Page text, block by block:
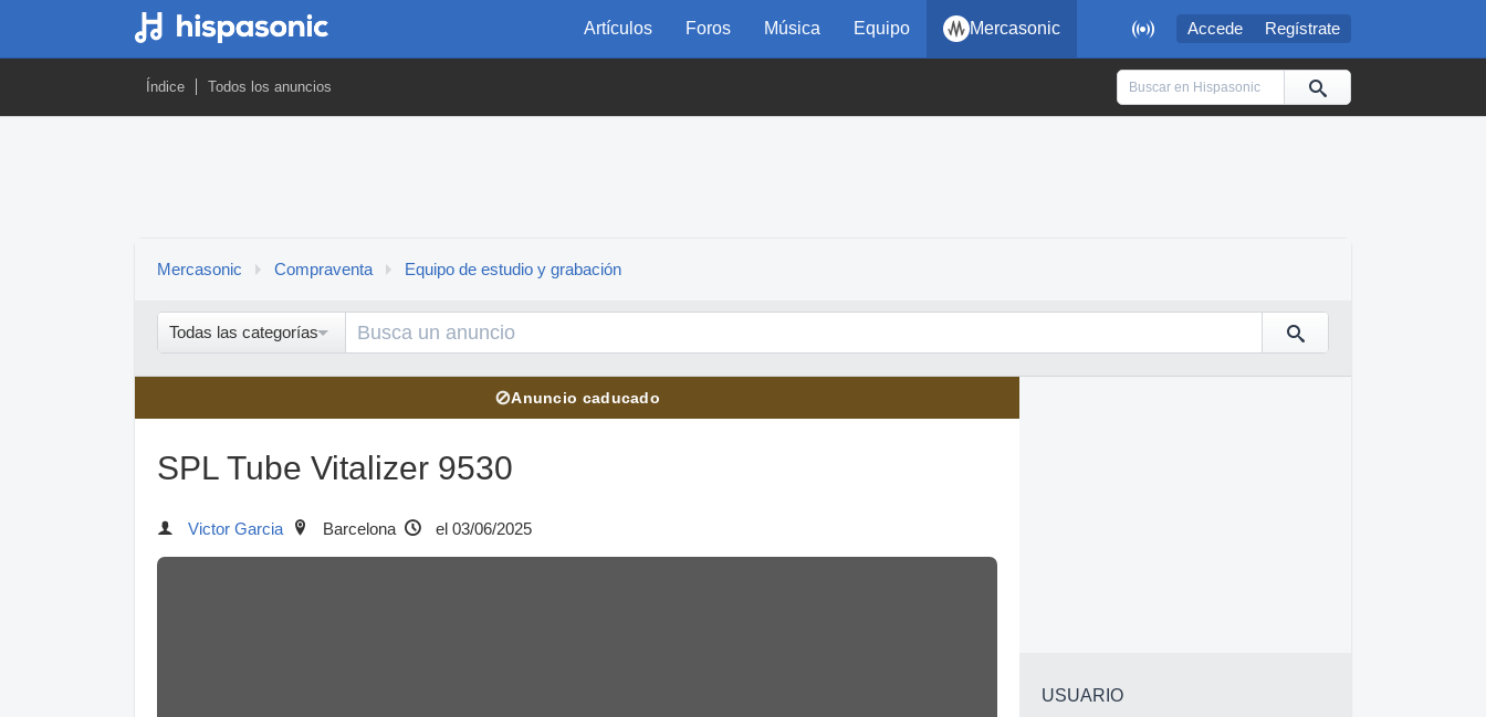
 Accede Regístrate
Artículos Foros Música Equipo Mercasonic
Índice Todos los anuncios
Mercasonic Compraventa Equipo de estudio y grabación
Todas las categorías
⊘Anuncio caducado
SPL Tube Vitalizer 9530
Victor Garcia Barcelona el 03/06/2025
USUARIO